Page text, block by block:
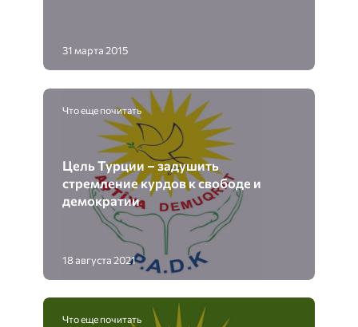
31 марта 2015
Что еще почитать
Цель Турции – задушить
стремление курдов к свободе и
демократии
18 августа 2021
Что еще почитать